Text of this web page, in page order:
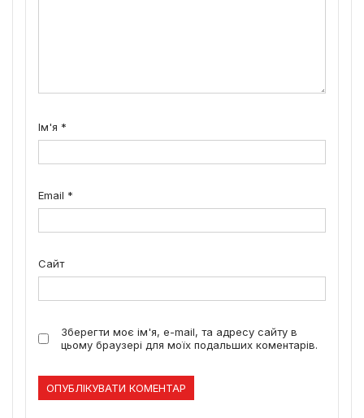
Ім'я *
Email *
Сайт
Зберегти моє ім'я, e-mail, та адресу сайту в
цьому браузері для моїх подальших коментарів.